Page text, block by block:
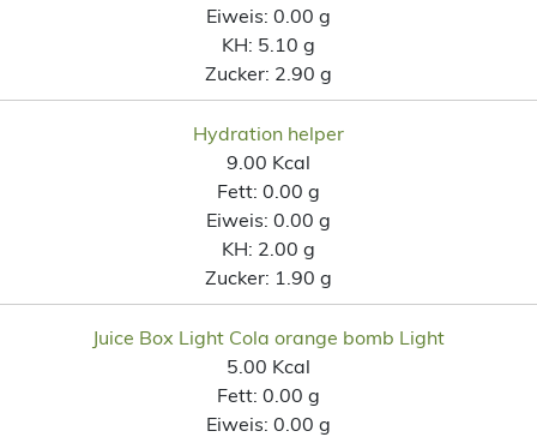
Eiweis: 0.00 g
KH: 5.10 g
Zucker: 2.90 g
Hydration helper
9.00 Kcal
Fett: 0.00 g
Eiweis: 0.00 g
KH: 2.00 g
Zucker: 1.90 g
Juice Box Light Cola orange bomb Light
5.00 Kcal
Fett: 0.00 g
Eiweis: 0.00 g